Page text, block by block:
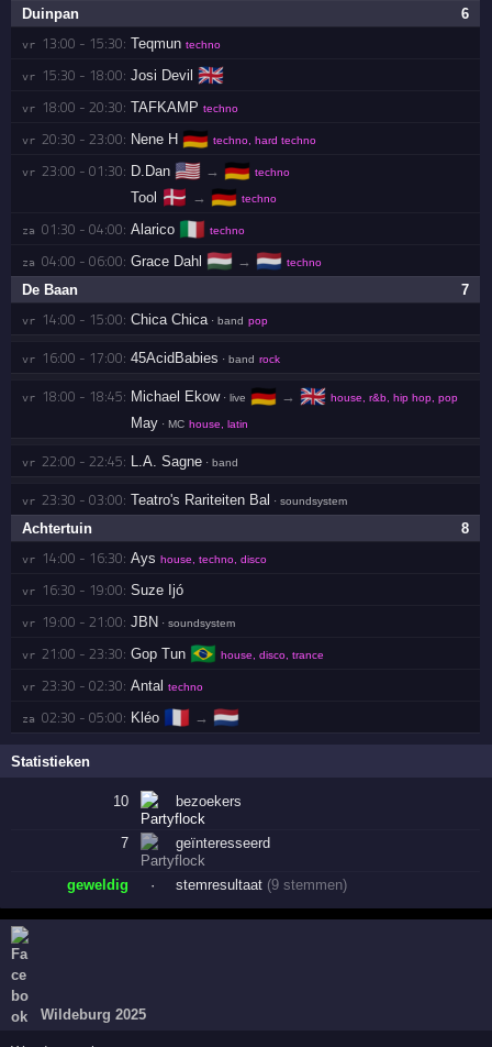
6
Duinpan
vr 13:00 - 15:30: Teqmun techno
vr 15:30 - 18:00: Josi Devil 🇬🇧
vr 18:00 - 20:30: TAFKAMP techno
vr 20:30 - 23:00: Nene H 🇩🇪 techno, hard techno
vr 23:00 - 01:30: D.Dan 🇺🇸 → 🇩🇪 techno
Tool 🇩🇰 → 🇩🇪 techno
za 01:30 - 04:00: Alarico 🇮🇹 techno
za 04:00 - 06:00: Grace Dahl 🇭🇺 → 🇳🇱 techno
7
De Baan
vr 14:00 - 15:00: Chica Chica · band pop
vr 16:00 - 17:00: 45AcidBabies · band rock
vr 18:00 - 18:45: Michael Ekow· live 🇩🇪 → 🇬🇧 house, r&b, hip hop, pop
May · MC house, latin
vr 22:00 - 22:45: L.A. Sagne · band
vr 23:30 - 03:00: Teatro's Rariteiten Bal · soundsystem
8
Achtertuin
vr 14:00 - 16:30: Ays house, techno, disco
vr 16:30 - 19:00: Suze Ijó
vr 19:00 - 21:00: JBN · soundsystem
vr 21:00 - 23:30: Gop Tun 🇧🇷 house, disco, trance
vr 23:30 - 02:30: Antal techno
za 02:30 - 05:00: Kléo 🇫🇷 → 🇳🇱
Statistieken
10 bezoekers
7 geïnteresseerd
geweldig · stemresultaat (9 stemmen)
Wildeburg 2025